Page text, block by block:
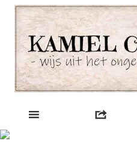
Skip
content
Kamiel Choi